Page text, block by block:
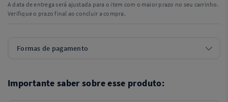
A data de entrega será ajustada para o item com o maior prazo no seu carrinho.
Verifique o prazo final ao concluir a compra.
Formas de pagamento
Importante saber sobre esse produto: